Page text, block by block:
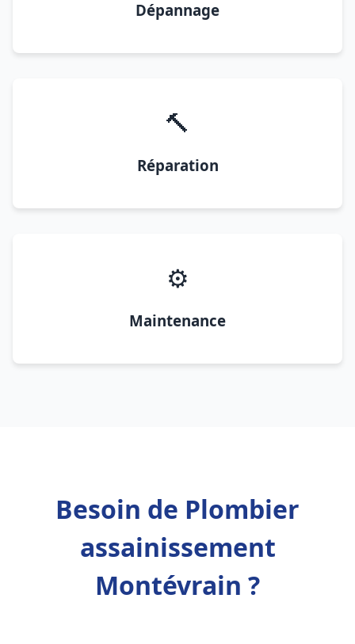
Dépannage
🔨
Réparation
⚙️
Maintenance
Besoin de Plombier
assainissement
Montévrain ?